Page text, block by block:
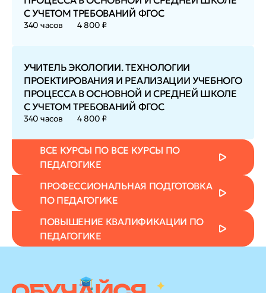
С УЧЕТОМ ТРЕБОВАНИЙ ФГОС
340 часов 4 800 ₽
УЧИТЕЛЬ ЭКОЛОГИИ. ТЕХНОЛОГИИ
ПРОЕКТИРОВАНИЯ И РЕАЛИЗАЦИИ УЧЕБНОГО
ПРОЦЕССА В ОСНОВНОЙ И СРЕДНЕЙ ШКОЛЕ
С УЧЕТОМ ТРЕБОВАНИЙ ФГОС
340 часов 4 800 ₽
ВСЕ КУРСЫ ПО ВСЕ КУРСЫ ПО
ПЕДАГОГИКЕ
ПРОФЕССИОНАЛЬНАЯ ПОДГОТОВКА
ПО ПЕДАГОГИКЕ
ПОВЫШЕНИЕ КВАЛИФИКАЦИИ ПО
ПЕДАГОГИКЕ